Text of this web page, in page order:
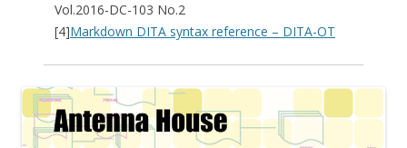
Vol.2016-DC-103 No.2
[4]Markdown DITA syntax reference – DITA-OT